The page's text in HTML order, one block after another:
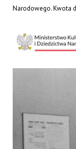
Narodowego. Kwota